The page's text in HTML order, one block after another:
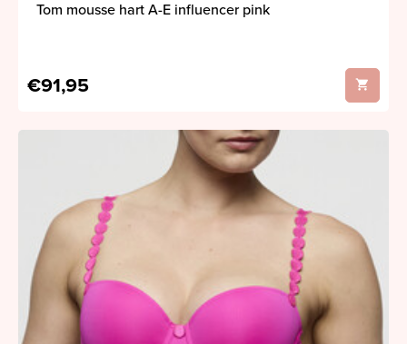
Tom mousse hart A-E influencer pink
€91,95